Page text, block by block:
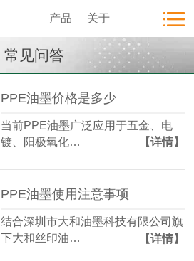
产品 关于
常见问答
PPE油墨价格是多少
当前PPE油墨广泛应用于五金、电
镀、阳极氧化…
【详情】
PPE油墨使用注意事项
结合深圳市大和油墨科技有限公司旗
下大和丝印油…
【详情】